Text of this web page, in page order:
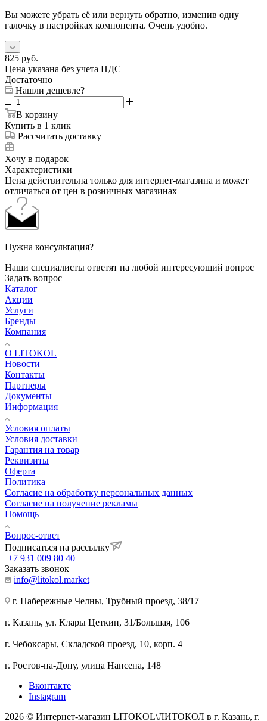
Вы можете убрать её или вернуть обратно, изменив одну
галочку в настройках компонента. Очень удобно.
825 руб.
Цена указана без учета НДС
Достаточно
Нашли дешевле?
В корзину
Купить в 1 клик
Рассчитать доставку
Хочу в подарок
Характеристики
Цена действительна только для интернет-магазина и может
отличаться от цен в розничных магазинах
Нужна консультация?
Наши специалисты ответят на любой интересующий вопрос
Задать вопрос
Каталог
Акции
Услуги
Бренды
Компания
О LITOKOL
Новости
Контакты
Партнеры
Документы
Информация
Условия оплаты
Условия доставки
Гарантия на товар
Реквизиты
Оферта
Политика
Согласие на обработку персональных данных
Согласие на получение рекламы
Помощь
Вопрос-ответ
Подписаться на рассылку
+7 931 009 80 40
Заказать звонок
info@litokol.market
г. Набережные Челны, Трубный проезд, 38/17
г. Казань, ул. Клары Цеткин, 31/Большая, 106
г. Чебоксары, Складской проезд, 10, корп. 4
г. Ростов-на-Дону, улица Нансена, 148
Вконтакте
Instagram
2026 © Интернет-магазин LITOKOL\ЛИТОКОЛ в г. Казань, г.